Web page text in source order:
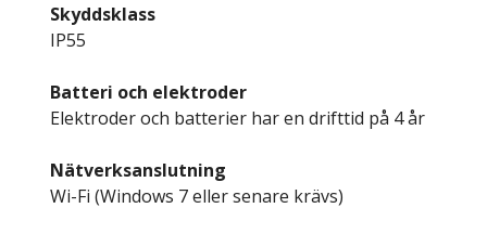
Skyddsklass
IP55
Batteri och elektroder
Elektroder och batterier har en drifttid på 4 år
Nätverksanslutning
Wi-Fi (Windows 7 eller senare krävs)